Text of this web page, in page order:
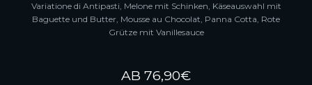
Variatione di Antipasti, Melone mit Schinken, Käseauswahl mit
Baguette und Butter, Mousse au Chocolat, Panna Cotta, Rote
Grütze mit Vanillesauce
AB 76,90€